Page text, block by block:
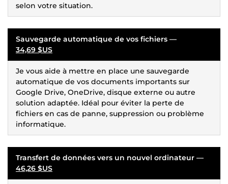
selon votre situation.
Sauvegarde automatique de vos fichiers —
34,69 $US
Je vous aide à mettre en place une sauvegarde
automatique de vos documents importants sur
Google Drive, OneDrive, disque externe ou autre
solution adaptée. Idéal pour éviter la perte de
fichiers en cas de panne, suppression ou problème
informatique.
Transfert de données vers un nouvel ordinateur —
46,26 $US